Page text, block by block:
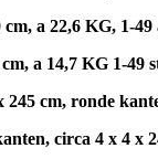
a 22,6 KG, 1-
a 14,7 KG 1-49
cm, ronde
circa 4 x 4 x